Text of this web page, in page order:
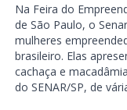
Na Feira do
de São Paulo, o
mulheres
brasileiro. Elas
cachaça e
do SENAR/SP, de